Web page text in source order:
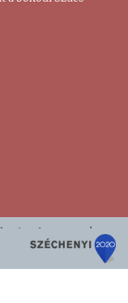
jog fenntartva!
|▲